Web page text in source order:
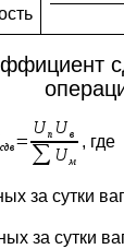
, где
за сутки
за сутки